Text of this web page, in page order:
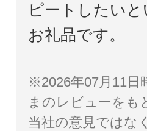
ピートしたい
お礼品です。
※2026年07月11日
まのレビューをも
当社の意見ではな